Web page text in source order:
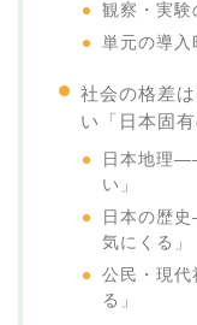
観察・実験
単元の導入
社会の格差
い「日本固有
日本地理
い」
日本の歴
気にくる」
公民・現
る」